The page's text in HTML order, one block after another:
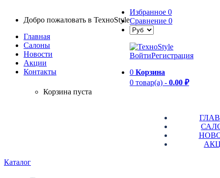
Добро пожаловать в TexноStyle
Главная
Салоны
Новости
Aкции
Контакты
Избранное 0
Сравнение 0
ВойтиРегистрация
0 Корзина
0 товар(а) - 0.00 ₽
Корзина пуста
Каталог